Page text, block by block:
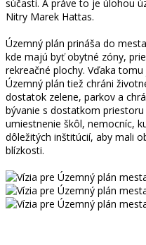
súčasti. A práve to je úlohou
Nitry Marek Hattas.
Územný plán prináša do
kde majú byť obytné zóny,
rekreačné plochy. Vďaka
Územný plán tiež chráni
dostatok zelene, parkov a
bývanie s dostatkom
umiestnenie škôl, nemocníc,
dôležitých inštitúcií, aby mali
blízkosti.